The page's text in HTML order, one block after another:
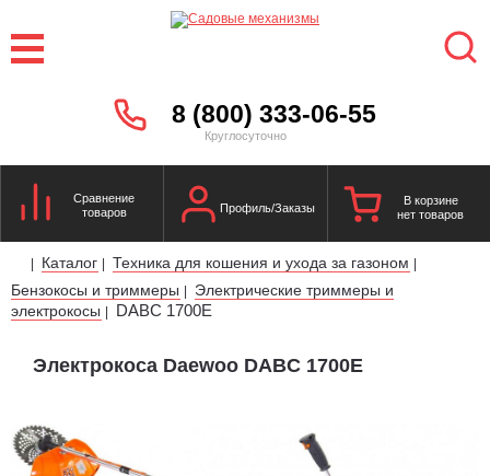
8 (800) 333-06-55
Круглосуточно
Сравнение
товаров
Профиль/Заказы
В корзине
нет товаров
| Каталог | Техника для кошения и ухода за газоном |
Бензокосы и триммеры |
Электрические триммеры и
электрокосы | DABC 1700E
Электрокоса Daewoo DABC 1700E